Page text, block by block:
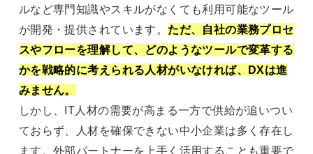
ルなど専門知識やスキルがなくても利用可能なツール
が開発・提供されています。 ただ、自社の業務プロセ
スやフローを理解して、どのようなツールで変革する
かを戦略的に考えられる人材がいなければ、DXは進
みません。
しかし、IT人材の需要が高まる一方で供給が追いつい
ておらず、人材を確保できない中小企業は多く存在し
ます。外部パートナーを上手く活用することも重要で